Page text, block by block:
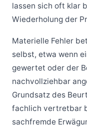
lassen sich oft klar
Wiederholung der
Materielle Fehler
selbst, etwa wenn
gewertet oder der
nachvollziehbar
Grundsatz des
fachlich vertretbar
sachfremde